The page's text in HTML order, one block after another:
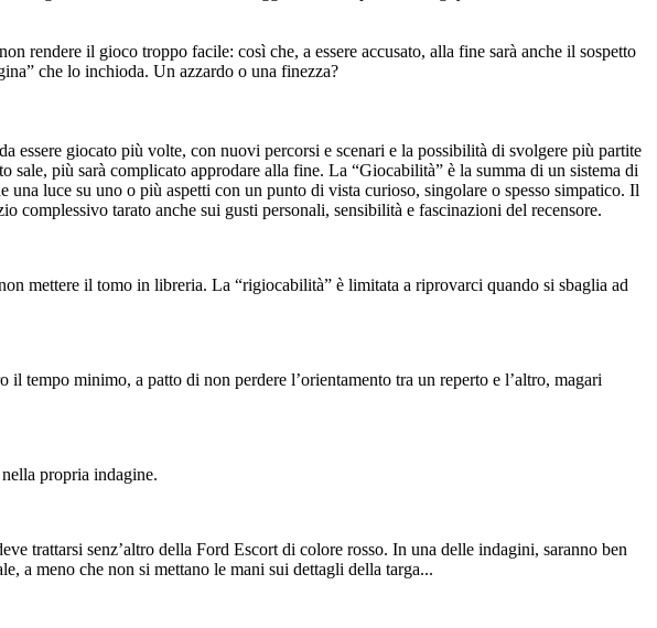
rendere il gioco troppo facile: così che, a essere accusato, alla fine sarà anche il sospetto
che lo inchioda. Un azzardo o una finezza?
giocato più volte, con nuovi percorsi e scenari e la possibilità di svolgere più partite
più sarà complicato approdare alla fine. La “Giocabilità” è la summa di un sistema di
luce su uno o più aspetti con un punto di vista curioso, singolare o spesso simpatico. Il
complessivo tarato anche sui gusti personali, sensibilità e fascinazioni del recensore.
mettere il tomo in libreria. La “rigiocabilità” è limitata a riprovarci quando si sbaglia ad
tempo minimo, a patto di non perdere l’orientamento tra un reperto e l’altro, magari
propria indagine.
trattarsi senz’altro della Ford Escort di colore rosso. In una delle indagini, saranno ben
a meno che non si mettano le mani sui dettagli della targa...